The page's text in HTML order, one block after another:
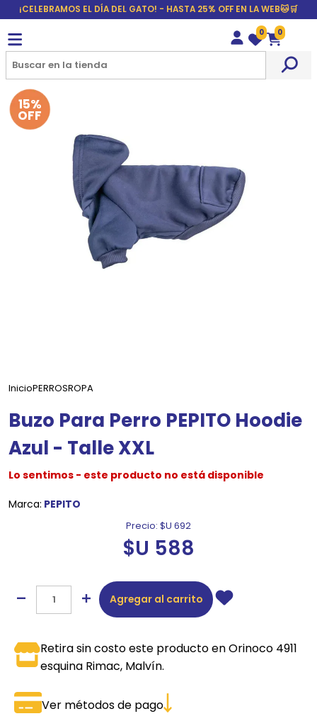
¡CELEBRAMOS EL DÍA DEL GATO! - HASTA 25% OFF EN LA WEB🐱🛒
Wishlist
0
Carrito
0
15%
OFF
InicioPERROSROPA
Buzo Para Perro PEPITO Hoodie
Azul - Talle XXL
Lo sentimos - este producto no está disponible
Marca: PEPITO
Precio: $U 692
$U 588
Agregar al carrito
Retira sin costo este producto en Orinoco 4911
esquina Rimac, Malvín.
Ver métodos de pago